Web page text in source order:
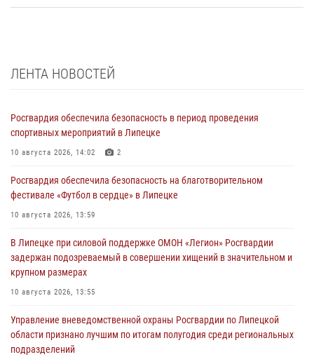
ЛЕНТА НОВОСТЕЙ
Росгвардия обеспечила безопасность в период проведения
спортивных мероприятий в Липецке
10 августа 2026, 14:02 2
Росгвардия обеспечила безопасность на благотворительном
фестивале «Футбол в сердце» в Липецке
10 августа 2026, 13:59
В Липецке при силовой поддержке ОМОН «Легион» Росгвардии
задержан подозреваемый в совершении хищений в значительном и
крупном размерах
10 августа 2026, 13:55
Управление вневедомственной охраны Росгвардии по Липецкой
области признано лучшим по итогам полугодия среди региональных
подразделений